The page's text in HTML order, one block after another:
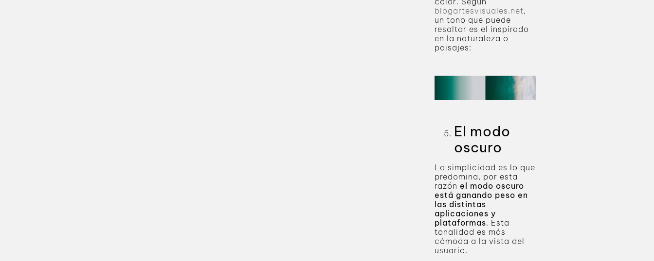
blogartesvisuales.net,
un tono que puede
resaltar es el inspirado
en la naturaleza o
paisajes:
El modo
oscuro
La simplicidad es lo que
predomina, por esta
razón el modo oscuro
está ganando peso en
las distintas
aplicaciones y
plataformas. Esta
tonalidad es más
cómoda a la vista del
usuario.